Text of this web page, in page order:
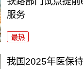
服务
最热
我国2025年医保